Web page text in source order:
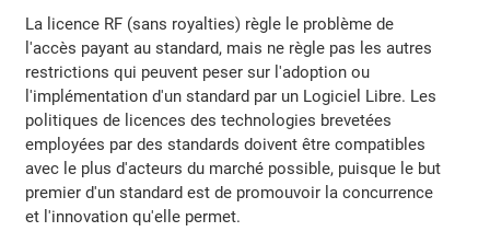
La licence RF (sans royalties) règle le problème de
l'accès payant au standard, mais ne règle pas les autres
restrictions qui peuvent peser sur l'adoption ou
l'implémentation d'un standard par un Logiciel Libre. Les
politiques de licences des technologies brevetées
employées par des standards doivent être compatibles
avec le plus d'acteurs du marché possible, puisque le but
premier d'un standard est de promouvoir la concurrence
et l'innovation qu'elle permet.